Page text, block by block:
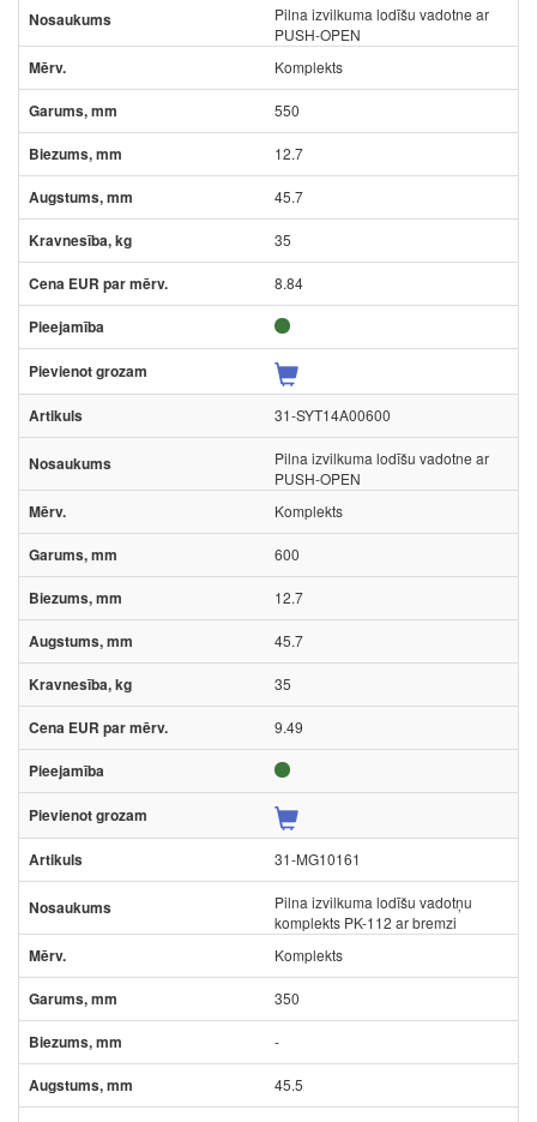
Pilna izvilkuma lodīšu vadotne ar
PUSH-OPEN
Komplekts
550
12.7
45.7
35
8.84
31-SYT14A00600
Pilna izvilkuma lodīšu vadotne ar
PUSH-OPEN
Komplekts
600
12.7
45.7
35
9.49
31-MG10161
Pilna izvilkuma lodīšu vadotņu
komplekts PK-112 ar bremzi
Komplekts
350
-
45.5